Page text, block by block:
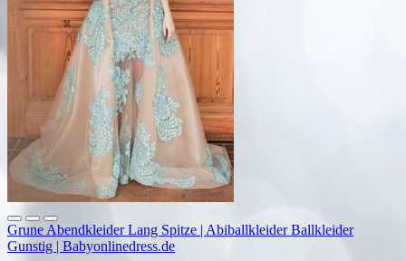
Grune Abendkleider Lang Spitze | Abiballkleider Ballkleider
Gunstig | Babyonlinedress.de